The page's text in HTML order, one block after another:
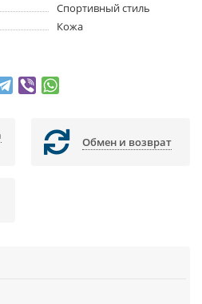
Спортивный стиль
Кожа
Обмен и возврат